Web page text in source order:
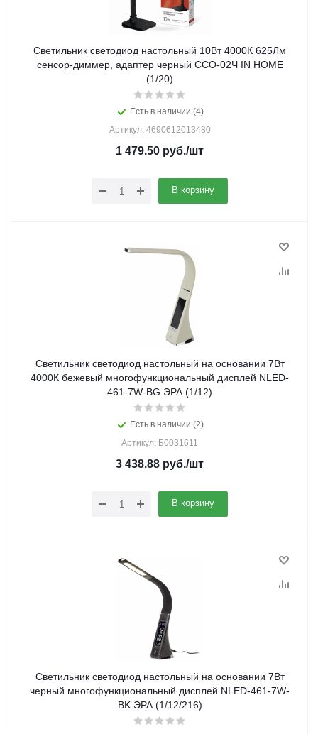
Светильник светодиод настольный 10Вт 4000К 625Лм
сенсор-диммер, адаптер черный ССО-02Ч IN HOME
(1/20)
Есть в наличии (4)
Артикул: 4690612013480
1 479.50 руб./шт
В корзину
Светильник светодиод настольный на основании 7Вт
4000К бежевый многофункциональный дисплей NLED-
461-7W-BG ЭРА (1/12)
Есть в наличии (2)
Артикул: Б0031611
3 438.88 руб./шт
В корзину
Светильник светодиод настольный на основании 7Вт
черный многофункциональный дисплей NLED-461-7W-
BK ЭРА (1/12/216)